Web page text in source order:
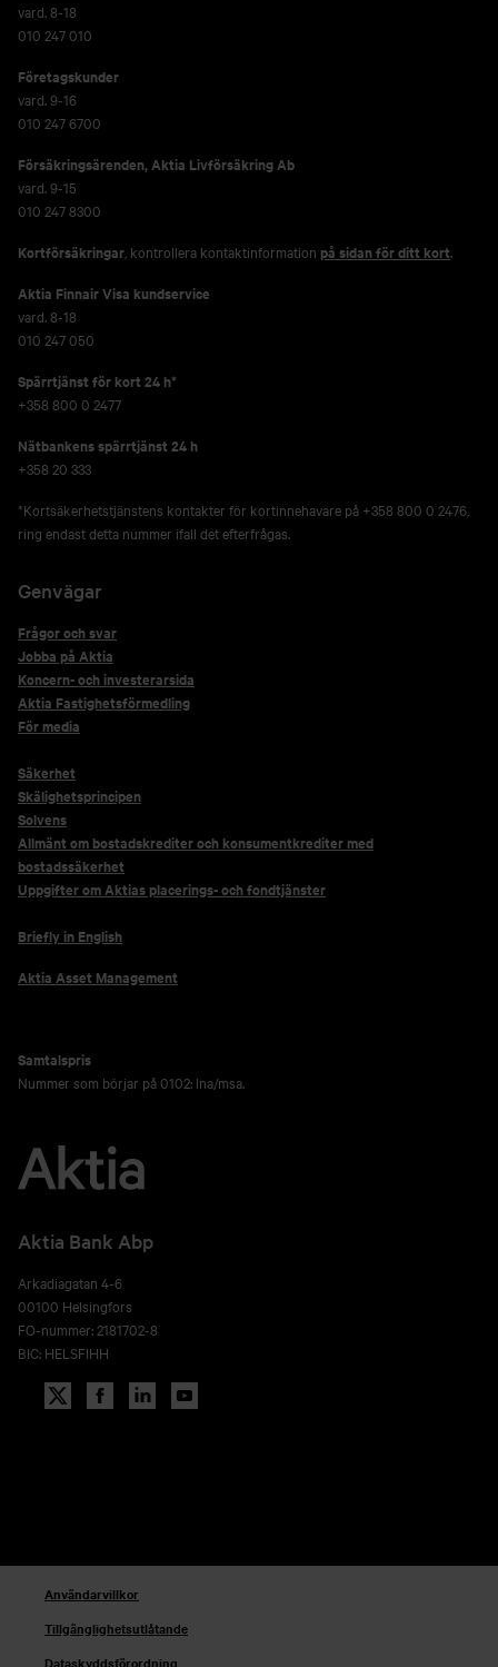
vard. 8-18
010 247 010
Företagskunder
vard. 9-16
010 247 6700
Försäkringsärenden,Aktia Livförsäkring Ab
vard. 9-15
010 247 8300
Kortförsäkringar , kontrollera kontaktinformation på sidan för ditt kort.
Aktia Finnair Visa kundservice
vard. 8-18
010 247 050
Spärrtjänst för kort 24 h*
+358 800 0 2477
Nätbankens spärrtjänst 24 h
+358 20 333
*Kortsäkerhetstjänstens kontakter för kortinnehavare på +358 800 0 2476,
ring endast detta nummer ifall det efterfrågas.
Genvägar
Frågor och svar
Jobba på Aktia
Koncern- och investerarsida
Aktia Fastighetsförmedling
För media
Säkerhet
Skälighetsprincipen
Solvens
Allmänt om bostadskrediter och konsumentkrediter med
bostadssäkerhet
Uppgifter om Aktias placerings- och fondtjänster
Briefly in English
Aktia Asset Management
Samtalspris
Nummer som börjar på 0102: lna/msa.
Aktia Bank Abp
Arkadiagatan 4-6
00100 Helsingfors
FO-nummer: 2181702-8
BIC: HELSFIHH
Användarvillkor
Tillgänglighetsutlåtande
Dataskyddsförordning